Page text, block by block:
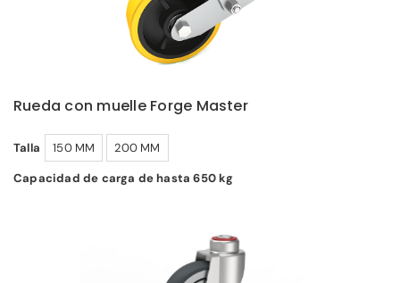
Rueda con muelle Forge Master
Talla 150 MM
200 MM
Capacidad de carga de hasta 650 kg